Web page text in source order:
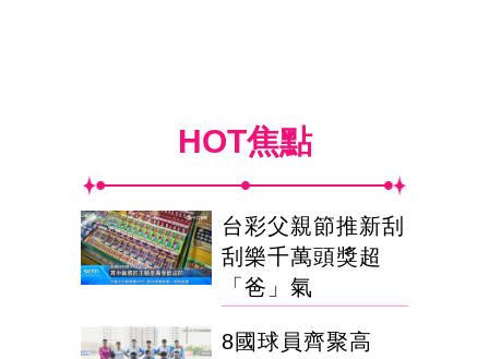
HOT焦點
台彩父親節推新刮
刮樂千萬頭獎超
「爸」氣
8國球員齊聚高